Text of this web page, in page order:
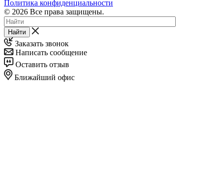
Политика конфиденциальности
© 2026 Все права защищены.
Найти
Заказать звонок
Написать сообщение
Оставить отзыв
Ближайший офис